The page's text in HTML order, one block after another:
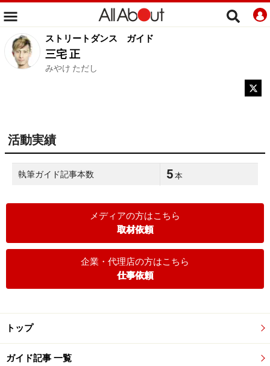
ストリートダンス ガイド
三宅 正
みやけ ただし
活動実績
執筆ガイド記事本数 5 本
メディアの方はこちら
取材依頼
企業・代理店の方はこちら
仕事依頼
トップ
ガイド記事 一覧